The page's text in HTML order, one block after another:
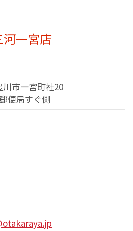
河一宮店
市一宮町社20
便局すぐ側